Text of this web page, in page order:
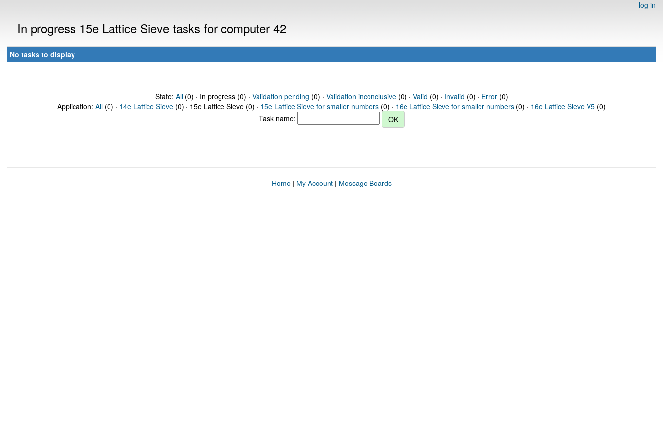
log in
In progress 15e Lattice Sieve tasks for computer 42
No tasks to display
State: All(0) · In progress (0) · Validation pending (0) · Validation inconclusive(0) · Valid (0) · Invalid (0) · Error(0)
Application: All (0) · 14e Lattice Sieve (0) · 15e Lattice Sieve (0) · 15e Lattice Sieve for smaller numbers (0) · 16e Lattice Sieve for smaller numbers (0) · 16e Lattice Sieve V5 (0)
Task name:
Home| My Account| Message Boards